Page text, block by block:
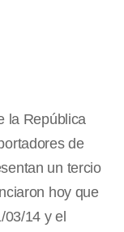
la República
de
un tercio
hoy que
14 y el